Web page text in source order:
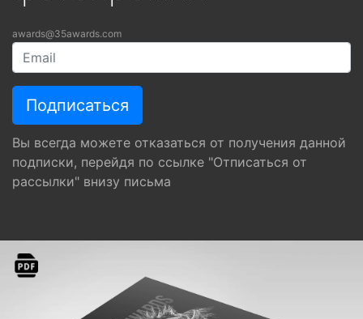
awards@35awards.com
Вы всегда можете отказаться от получения данной
подписки, перейдя по ссылке "Отписаться от
рассылки" внизу письма